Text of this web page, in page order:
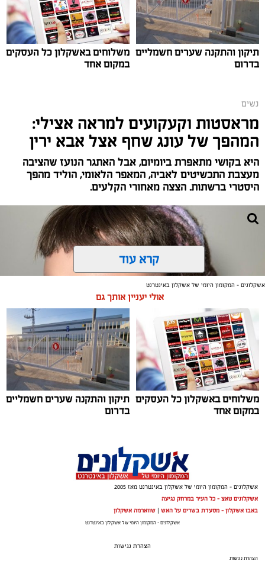
תגים: הורמוני האהבה והשפעתם על התזונה
לכבוד טו באב ביקשנו מורוניקה מייזלר, דיאטנית קלינית
בשיטתNLP ויועצת לחברת הרבלייף,
שמאחורי הפרפרים והחשקים, ובעיקר להבין למה לפעמים
אנחנו לא רעבים לאוכל, אלא למשהו הרבה יותר עמוק
ובסיסי.
תיקון והתקנה שערים חשמליים
בדרום
משלוחים באשקלון כל העסקים
במקום אחד
נשים
מראסטות וקעקועים למראה אצילי:
המהפך של עונג שחף אצל אבא ירין
היא בקושי מתאפרת ביומיום, אבל האתגר הנועז שהציבה
מעצבת התכשיטים לאביה, המאפר הלאומי, הוליד מהפך
היסטרי ברשתות. הצצה מאחורי הקלעים.
דוגמנית של אבא, עונג שחף באיפור של ירין שחף, צילום גיא
המהפך של עונג שחף אצל אבא ירין
קרא עוד
אשקלונים - המקומון היומי של אשקלון באינטרנט
אולי יעניין אותך גם
משלוחים באשקלון כל העסקים
במקום אחד
תיקון והתקנה שערים חשמליים
בדרום
אשקלונים - המקומון היומי של אשקלון באינטרנט מאז 2005
אשקלונים טאצ - כל העיר במרחק נגיעה
באבו אשקלון - מסעדת בשרים על האש | שווארמה אשקלון
אשקלונים - המקומון היומי של אשקלון באינטרנט
הצהרת נגישות
הצהרת נגישות